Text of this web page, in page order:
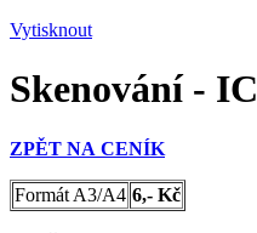
Vytisknout
Skenování - IC
ZPĚT NA CENÍK
Formát A3/A4 6,- Kč